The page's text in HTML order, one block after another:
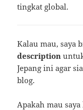
tingkat global.
Kalau mau, saya
description
Jepang ini agar
blog.
Apakah mau